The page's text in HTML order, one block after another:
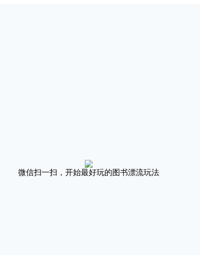
微信扫一扫，开始最好玩的图书漂流玩法